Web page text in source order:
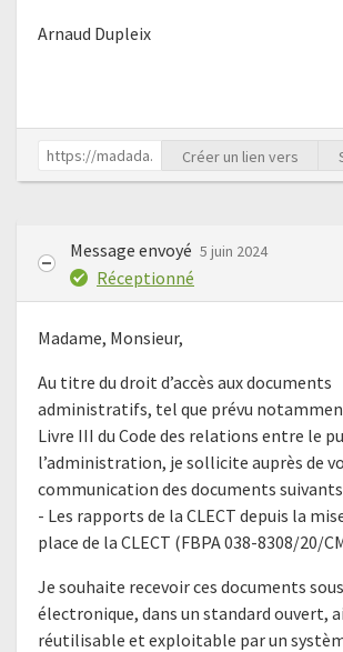
Arnaud Dupleix
Créer un lien vers
Message envoyé 5 juin 2024
Réceptionné
Madame, Monsieur,
Au titre du droit d’accès aux documents
administratifs, tel que prévu
Livre III du Code des relations entre le
l’administration, je sollicite auprès de
communication des documents suivants
- Les rapports de la CLECT depuis la
place de la CLECT (FBPA 038-8308/20/
Je souhaite recevoir ces documents
électronique, dans un standard ouvert,
réutilisable et exploitable par un